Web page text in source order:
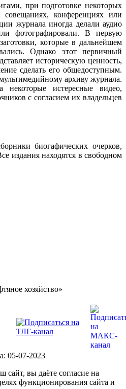
при подготовке некоторых
конференциях или
журнала иногда делали аудио
фотографировали. В первую
которые в дальнейшем
Однако этот первичный
историческую ценность,
сделать его общедоступным.
архиву журнала.
истересные видео,
с согласием их владельцев
биогафических очерков,
издания находятся в свободном
хозяйство»
05-07-2023
сайт, вы даёте согласие на
функционирования сайта и